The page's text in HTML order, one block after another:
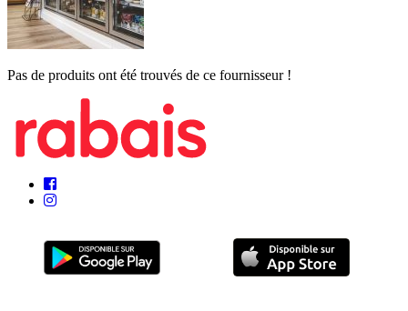
Pas de produits ont été trouvés de ce fournisseur !